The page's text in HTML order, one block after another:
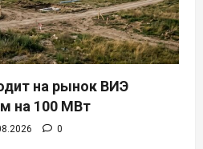
на рынок ВИЭ
на 100 МВт
0